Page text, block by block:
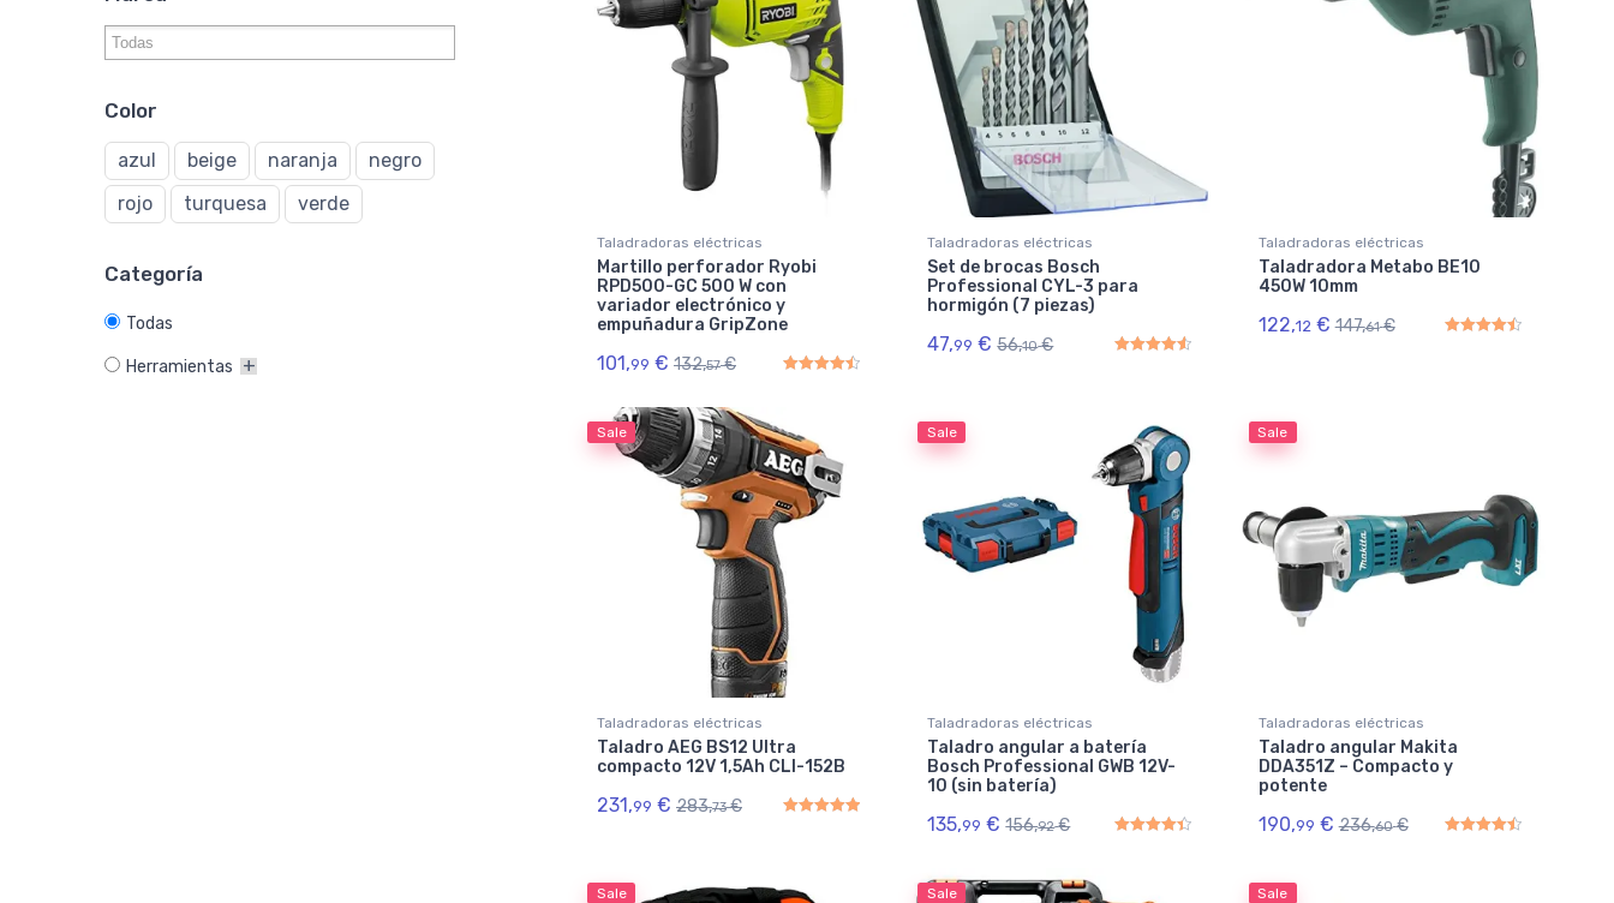
Taladradoras eléctricas
Martillo perforador Ryobi
RPD500-GC 500 W con
variador electrónico y
empuñadura GripZone
101,99 € 132,57 €
Taladradoras eléctricas
Set de brocas Bosch
Professional CYL-3 para
hormigón (7 piezas)
47,99 € 56,10 €
Taladradoras eléctricas
Taladradora Metabo BE10
450W 10mm
122,12 € 147,61 €
Sale
Taladradoras eléctricas
Taladro AEG BS12 Ultra
compacto 12V 1,5Ah CLI-152B
231,99 € 283,73 €
Sale
Taladradoras eléctricas
Taladro angular a batería
Bosch Professional GWB 12V-
10 (sin batería)
135,99 € 156,92 €
Sale
Taladradoras eléctricas
Taladro angular Makita
DDA351Z – Compacto y
potente
190,99 € 236,60 €
Sale Sale Sale
Color
azul beige naranja
negro
rojo
turquesa verde
Categoría
Todas
Herramientas